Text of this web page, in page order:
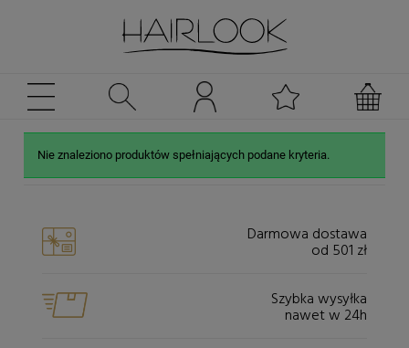
Nie znaleziono produktów spełniających podane kryteria.
Darmowa dostawa
od 501 zł
Szybka wysyłka
nawet w 24h